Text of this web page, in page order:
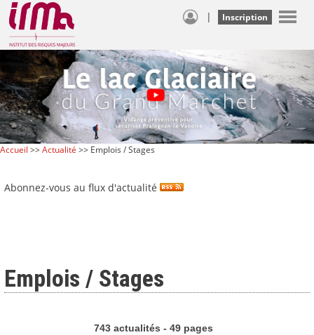
| Inscription
Accueil >>Actualité >> Emplois / Stages
Abonnez-vous au flux d'actualité
Emplois / Stages
743 actualités - 49 pages